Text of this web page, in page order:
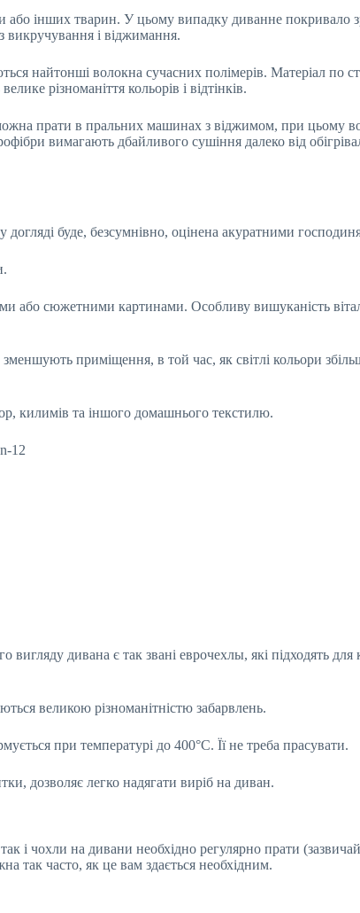
інших тварин. У цьому випадку диванне покривало
викручування і віджимання.
найтонші волокна сучасних полімерів. Матеріал по
різноманіття кольорів і відтінків.
прати в пральних машинах з віджимом, при цьому
вимагають дбайливого сушіння далеко від
догляді буде, безсумнівно, оцінена акуратними
або сюжетними картинами. Особливу вишуканість
приміщення, в той час, як світлі кольори
килимів та іншого домашнього текстилю.
12
дивана є так звані еврочехлы, які підходять
великою різноманітністю забарвлень.
при температурі до 400°С. Її не треба прасувати.
дозволяє легко надягати виріб на диван.
і чохли на дивани необхідно регулярно прати
так часто, як це вам здається необхідним.